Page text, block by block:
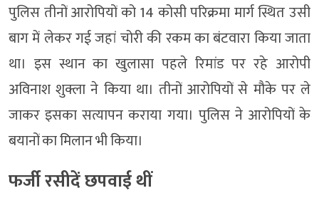
पुलिस तीनों आरोपियों को 14 कोसी परिक्रमा मार्ग स्थित उसी
बाग में लेकर गई जहां चोरी की रकम का बंटवारा किया जाता
था। इस स्थान का खुलासा पहले रिमांड पर रहे आरोपी
अविनाश शुक्ला ने किया था। तीनों आरोपियों से मौके पर ले
जाकर इसका सत्यापन कराया गया। पुलिस ने आरोपियों के
बयानों का मिलान भी किया।
फर्जी रसीदें छपवाई थीं